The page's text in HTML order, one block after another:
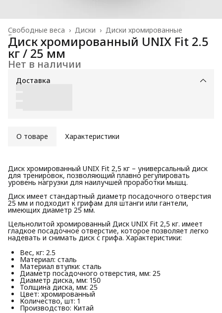
Диски хромированные
Диски ›
Свободные веса ›
Главная
Диск хромированный UNIX Fit 2.5
кг / 25 мм
Нет в наличии
Доставка
О товаре Характеристики
Диск хромированный UNIX Fit 2,5 кг – универсальный диск
для тренировок, позволяющий плавно регулировать
уровень нагрузки для наилучшей проработки мышц.
Диск имеет стандартный диаметр посадочного отверстия
25 мм и подходит к грифам для штанги или гантели,
имеющих диаметр 25 мм.
Цельнолитой хромированный Диск UNIX Fit 2,5 кг. имеет
гладкое посадочное отверстие, которое позволяет легко
надевать и снимать диск с грифа. Характеристики:
Вес, кг: 2.5
Материал: сталь
Материал втулки: сталь
Диаметр посадочного отверстия, мм: 25
Диаметр диска, мм: 150
Толщина диска, мм: 25
Цвет: хромированный
Количество, шт: 1
Производство: Китай